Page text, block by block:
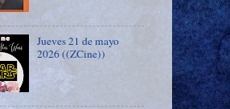
Jueves 21 de mayo
2026 ((ZCine))